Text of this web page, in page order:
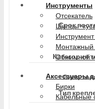
Инструменты
Отсекатель
Щипцы-
Обжимной
Аксессуары
Бирки
Кабельные
Срок
Категория
Сила
Тип